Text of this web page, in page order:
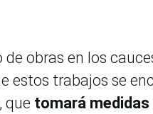
obras en los
estos trabajos se
que tomará medidas